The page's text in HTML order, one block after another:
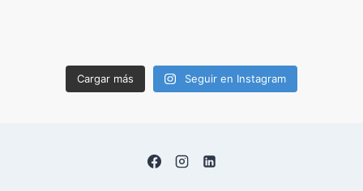
Cargar más Seguir en Instagram